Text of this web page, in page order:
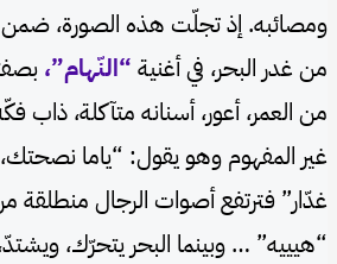
ومصائبه. إذ تجلّت هذه الصورة، ضمن
من غدر البحر، في أغنية “النّهام”،
من العمر، أعور، أسنانه متآكلة، ذاب
غير المفهوم وهو يقول: “ياما
غدّار” فترتفع أصوات الرجال منطلقة
“هيييه” … وبينما البحر يتحرّك،